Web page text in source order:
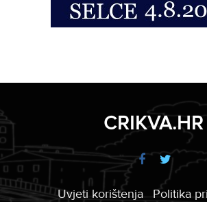
CRIKVA.HR
Uvjeti korištenja
Politika